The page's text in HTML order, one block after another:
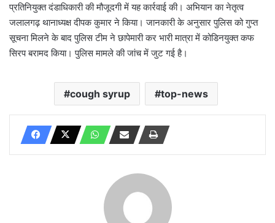
प्रतिनियुक्त दंडाधिकारी की मौजूदगी में यह कार्रवाई की। अभियान का नेतृत्व
जलालगढ़ थानाध्यक्ष दीपक कुमार ने किया। जानकारी के अनुसार पुलिस को गुप्त
सूचना मिलने के बाद पुलिस टीम ने छापेमारी कर भारी मात्रा में कोडिनयुक्त कफ
सिरप बरामद किया। पुलिस मामले की जांच में जुट गई है।
cough syrup top-news